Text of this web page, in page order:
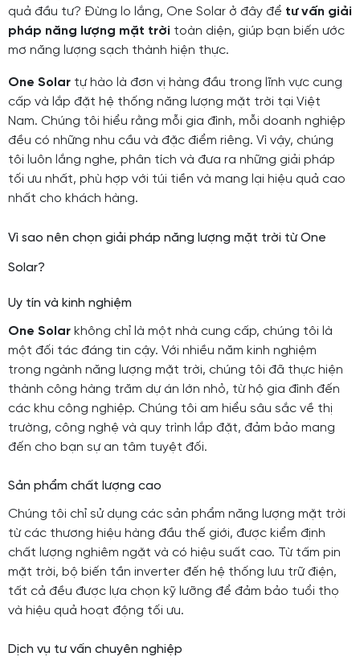
quả đầu tư? Đừng lo lắng, One Solar ở đây để tư vấn giải
pháp năng lượng mặt trời toàn diện, giúp bạn biến ước
mơ năng lượng sạch thành hiện thực.
One Solar tự hào là đơn vị hàng đầu trong lĩnh vực cung
cấp và lắp đặt hệ thống năng lượng mặt trời tại Việt
Nam. Chúng tôi hiểu rằng mỗi gia đình, mỗi doanh nghiệp
đều có những nhu cầu và đặc điểm riêng. Vì vậy, chúng
tôi luôn lắng nghe, phân tích và đưa ra những giải pháp
tối ưu nhất, phù hợp với túi tiền và mang lại hiệu quả cao
nhất cho khách hàng.
Vì sao nên chọn giải pháp năng lượng mặt trời từ One
Solar?
Uy tín và kinh nghiệm
One Solar không chỉ là một nhà cung cấp, chúng tôi là
một đối tác đáng tin cậy. Với nhiều năm kinh nghiệm
trong ngành năng lượng mặt trời, chúng tôi đã thực hiện
thành công hàng trăm dự án lớn nhỏ, từ hộ gia đình đến
các khu công nghiệp. Chúng tôi am hiểu sâu sắc về thị
trường, công nghệ và quy trình lắp đặt, đảm bảo mang
đến cho bạn sự an tâm tuyệt đối.
Sản phẩm chất lượng cao
Chúng tôi chỉ sử dụng các sản phẩm năng lượng mặt trời
từ các thương hiệu hàng đầu thế giới, được kiểm định
chất lượng nghiêm ngặt và có hiệu suất cao. Từ tấm pin
mặt trời, bộ biến tần inverter đến hệ thống lưu trữ điện,
tất cả đều được lựa chọn kỹ lưỡng để đảm bảo tuổi thọ
và hiệu quả hoạt động tối ưu.
Dịch vụ tư vấn chuyên nghiệp